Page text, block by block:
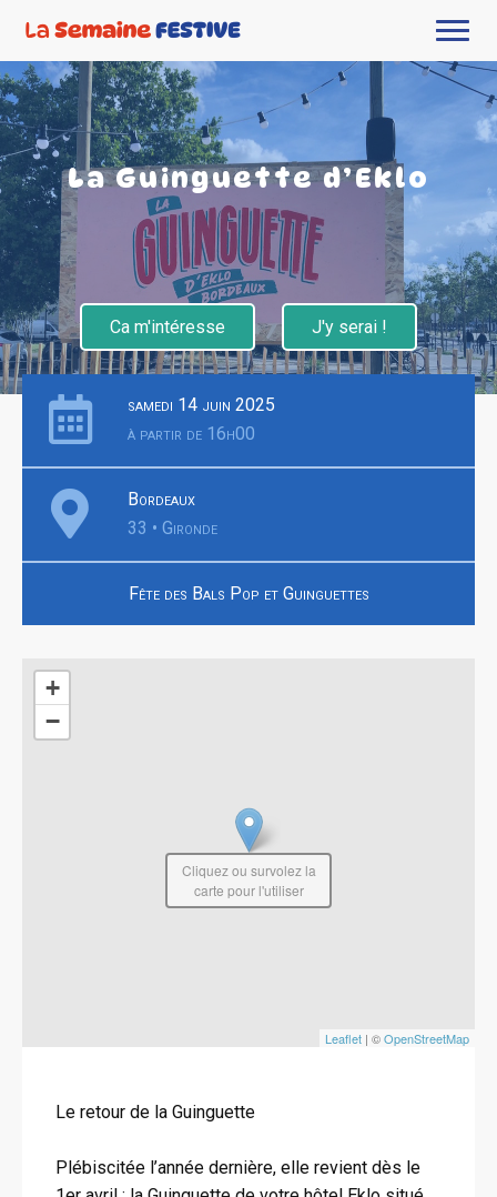
La Guinguette d’Eklo
Ca m'intéresse J'y serai !
samedi 14 juin 2025
à partir de 16h00
Bordeaux
33 • Gironde
Fête des Bals Pop et Guinguettes
+
−
Leaflet | ©OpenStreetMap
Cliquez ou survolez la
carte pour l'utiliser
Le retour de la Guinguette
Plébiscitée l’année dernière, elle revient dès le